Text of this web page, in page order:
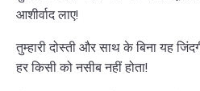
आशीर्वाद लाए!
तुम्हारी दोस्ती और साथ के बिना यह
हर किसी को नसीब नहीं होता!